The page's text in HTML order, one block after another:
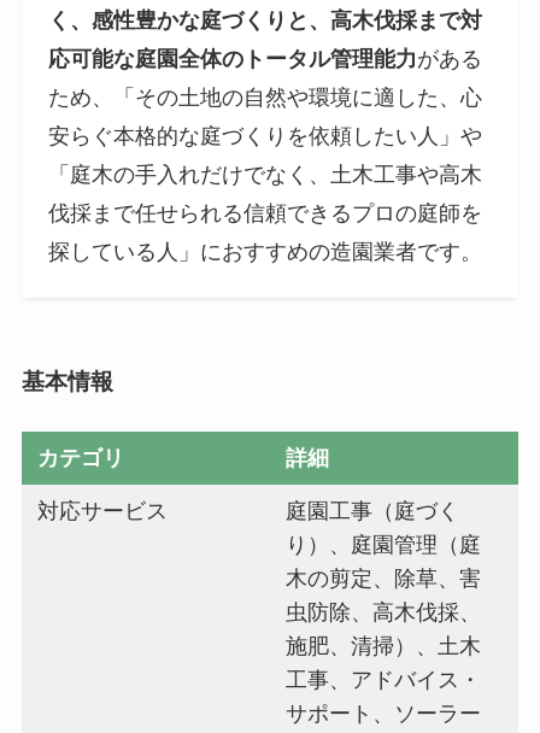
く、感性豊かな庭づくりと、高木伐採まで対
応可能な庭園全体のトータル管理能力がある
ため、「その土地の自然や環境に適した、心
安らぐ本格的な庭づくりを依頼したい人」や
「庭木の手入れだけでなく、土木工事や高木
伐採まで任せられる信頼できるプロの庭師を
探している人」におすすめの造園業者です。
基本情報
カテゴリ 詳細
対応サービス
庭園工事（庭づく
り）、庭園管理（庭
木の剪定、除草、害
虫防除、高木伐採、
施肥、清掃）、土木
工事、アドバイス・
サポート、ソーラー